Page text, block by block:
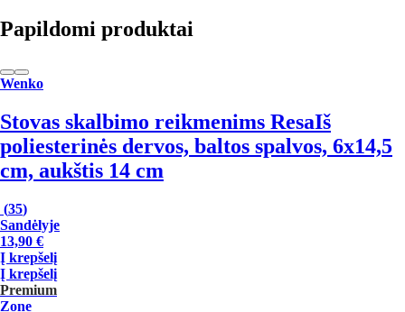
Papildomi produktai
Wenko
Stovas skalbimo reikmenims ResaIš
poliesterinės dervos, baltos spalvos, 6x14,5
cm, aukštis 14 cm
(35)
Sandėlyje
13,90 €
Į krepšelį
Į krepšelį
Premium
Zone